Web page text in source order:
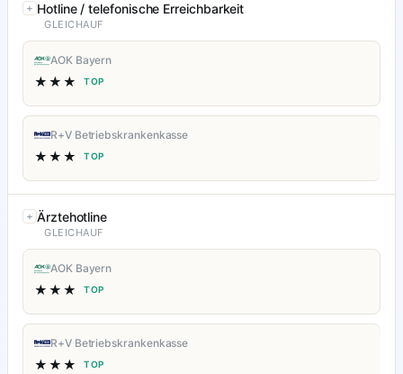
Hotline / telefonische Erreichbarkeit
GLEICHAUF
AOK Bayern
★★★ TOP
R+V Betriebskrankenkasse
★★★ TOP
Ärztehotline
GLEICHAUF
AOK Bayern
★★★ TOP
R+V Betriebskrankenkasse
★★★ TOP